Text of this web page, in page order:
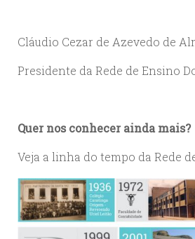
Cláudio Cezar de Azevedo de
Presidente da Rede de Ensino
Quer nos conhecer ainda mais?
Veja a linha do tempo da Rede